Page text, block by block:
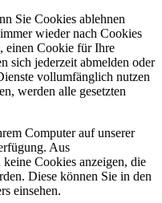
Sie Cookies ablehnen
wieder nach Cookies
einen Cookie für Ihre
sich jederzeit abmelden oder
vollumfänglich nutzen
werden alle gesetzten
Computer auf unserer
Aus
Cookies anzeigen, die
Diese können Sie in den
einsehen.